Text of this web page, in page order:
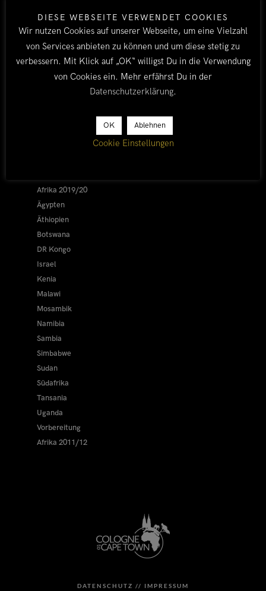
LÄNDER
Afrika 2019/20
Ägypten
Äthiopien
Botswana
DR Kongo
Israel
Kenia
Malawi
Mosambik
Namibia
Sambia
Simbabwe
Sudan
Südafrika
Tansania
Uganda
Vorbereitung
Afrika 2011/12
DATENSCHUTZ // IMPRESSUM
DIESE WEBSEITE VERWENDET COOKIES
Wir nutzen Cookies auf unserer Webseite, um eine Vielzahl
von Services anbieten zu können und um diese stetig zu
verbessern. Mit Klick auf „OK“ willigst Du in die Verwendung
von Cookies ein. Mehr erfährst Du in der
Datenschutzerklärung.
OK Ablehnen
Cookie Einstellungen